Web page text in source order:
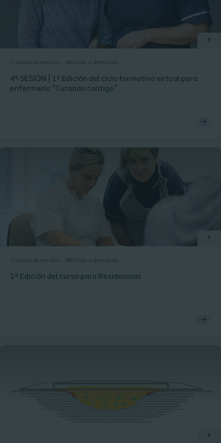
Cuidado de heridas Webinar a demanda
4º SESIÓN | 1º Edición del ciclo formativo virtual para
enfermería "Curando contigo"
Cuidado de heridas Webinar a demanda
1º Edición del curso para Residencias